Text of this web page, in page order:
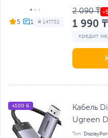
5 # 147732
2 090 ₸
1 990 ₸
кредит
+100 Б
Кабель
Ugreen
Тип: